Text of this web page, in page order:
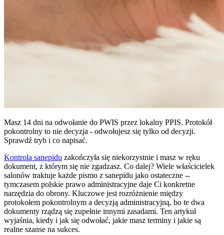
Masz 14 dni na odwołanie do PWIS przez lokalny PPIS. Protokół
pokontrolny to nie decyzja - odwołujesz się tylko od decyzji.
Sprawdź tryb i co napisać.
Kontrola sanepidu zakończyła się niekorzystnie i masz w ręku
dokument, z którym się nie zgadzasz. Co dalej? Wiele właścicielek
salonów traktuje każde pismo z sanepidu jako ostateczne --
tymczasem polskie prawo administracyjne daje Ci konkretne
narzędzia do obrony. Kluczowe jest rozróżnienie między
protokołem pokontrolnym a decyzją administracyjną, bo te dwa
dokumenty rządzą się zupełnie innymi zasadami. Ten artykuł
wyjaśnia, kiedy i jak się odwołać, jakie masz terminy i jakie są
realne szanse na sukces.